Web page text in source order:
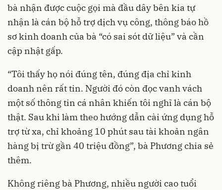
bà nhận được cuộc gọi mà đầu dây bên kia tự
nhận là cán bộ hỗ trợ dịch vụ công, thông báo hồ
sơ kinh doanh của bà “có sai sót dữ liệu” và cần
cập nhật gấp.
“Tôi thấy họ nói đúng tên, đúng địa chỉ kinh
doanh nên rất tin. Người đó còn đọc vanh vách
một số thông tin cá nhân khiến tôi nghĩ là cán bộ
thật. Sau khi làm theo hướng dẫn cài ứng dụng hỗ
trợ từ xa, chỉ khoảng 10 phút sau tài khoản ngân
hàng bị trừ gần 40 triệu đồng”, bà Phương chia sẻ
thêm.
Không riêng bà Phương, nhiều người cao tuổi